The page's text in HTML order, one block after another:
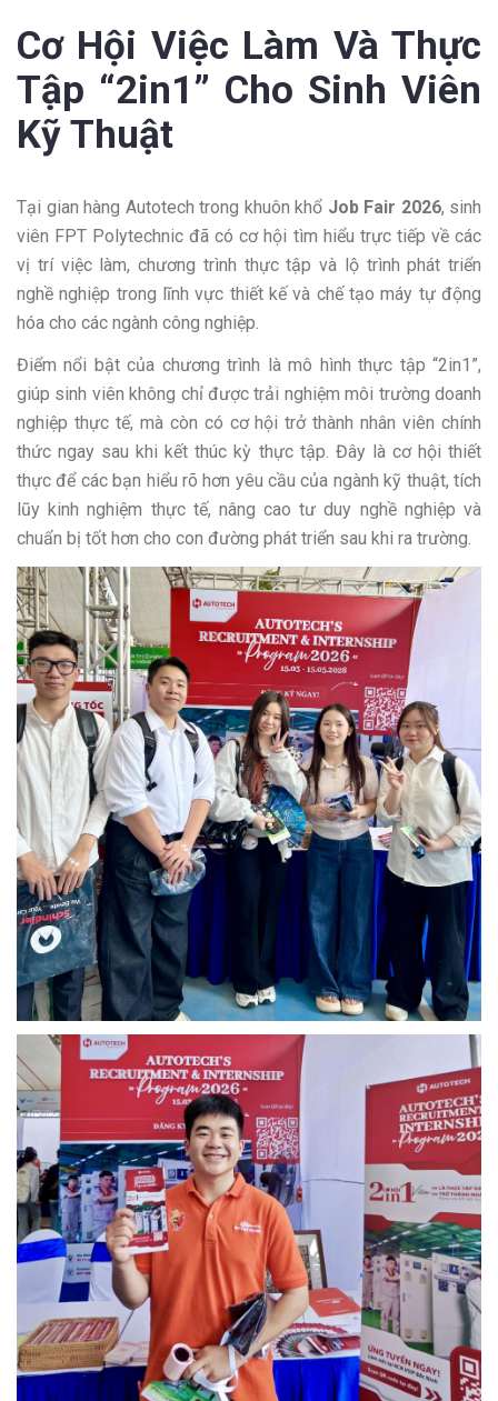
Cơ Hội Việc Làm Và Thực
Tập “2in1” Cho Sinh Viên
Kỹ Thuật
Tại gian hàng Autotech trong khuôn khổ Job Fair 2026, sinh
viên FPT Polytechnic đã có cơ hội tìm hiểu trực tiếp về các
vị trí việc làm, chương trình thực tập và lộ trình phát triển
nghề nghiệp trong lĩnh vực thiết kế và chế tạo máy tự động
hóa cho các ngành công nghiệp.
Điểm nổi bật của chương trình là mô hình thực tập “2in1”,
giúp sinh viên không chỉ được trải nghiệm môi trường doanh
nghiệp thực tế, mà còn có cơ hội trở thành nhân viên chính
thức ngay sau khi kết thúc kỳ thực tập. Đây là cơ hội thiết
thực để các bạn hiểu rõ hơn yêu cầu của ngành kỹ thuật, tích
lũy kinh nghiệm thực tế, nâng cao tư duy nghề nghiệp và
chuẩn bị tốt hơn cho con đường phát triển sau khi ra trường.